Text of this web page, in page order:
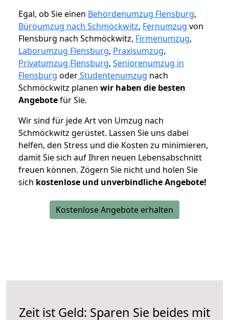
Egal, ob Sie einen Behördenumzug Flensburg,
Büroumzug nach Schmöckwitz, Fernumzug von
Flensburg nach Schmöckwitz, Firmenumzug,
Laborumzug Flensburg, Praxisumzug,
Privatumzug Flensburg, Seniorenumzug in
Flensburg oderStudentenumzug nach
Schmöckwitz planen wir haben die besten
Angebotefür Sie.
Wir sind für jede Art von Umzug nach
Schmöckwitz gerüstet. Lassen Sie uns dabei
helfen, den Stress und die Kosten zu minimieren,
damit Sie sich auf Ihren neuen Lebensabschnitt
freuen können. Zögern Sie nicht und holen Sie
sich kostenlose und unverbindliche Angebote!
Kostenlose Angebote erhalten
Zeit ist Geld: Sparen Sie beides mit